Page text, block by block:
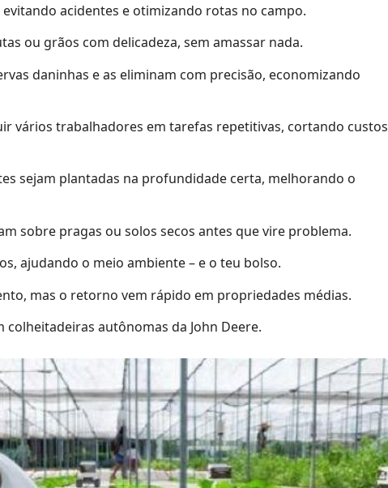
acidentes e otimizando rotas no campo.
ou grãos com delicadeza, sem amassar nada.
daninhas e as eliminam com precisão, economizando
vários trabalhadores em tarefas repetitivas, cortando custos
sejam plantadas na profundidade certa, melhorando o
sobre pragas ou solos secos antes que vire problema.
ajudando o meio ambiente – e o teu bolso.
mas o retorno vem rápido em propriedades médias.
colheitadeiras autônomas da John Deere.